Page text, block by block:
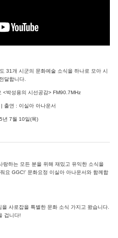
31개 시군의 문화예술 소식을 하나로 모아 시
달합니다.
<박성용의 시선공감> FM90.7MHz
출연 : 이실아 아나운서
년 7월 10일(목)
하는 모든 분을 위해 재밌고 유익한 소식을
요 GGC!’ 문화요정 이실아 아나운서와 함께합
사로잡을 특별한 문화 소식 가지고 왔습니다.
겁니다!